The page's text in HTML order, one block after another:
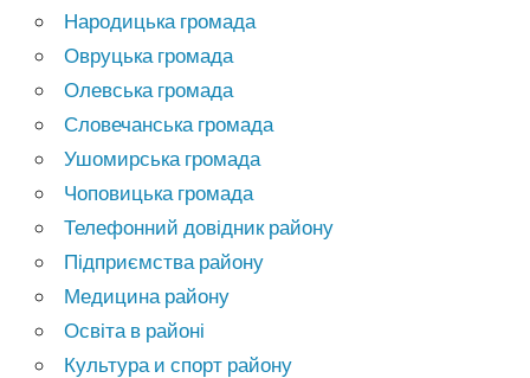
Народицька громада
Овруцька громада
Олевська громада
Словечанська громада
Ушомирська громада
Чоповицька громада
Телефонний довідник району
Підприємства району
Медицина району
Освіта в районі
Культура и спорт району